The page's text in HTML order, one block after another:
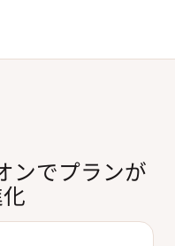
ンでプランが